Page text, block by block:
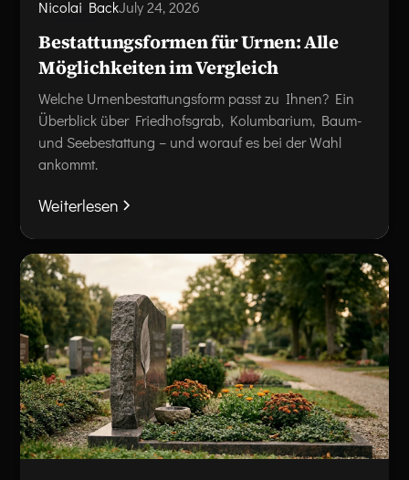
Nicolai BackJuly 24, 2026
Bestattungsformen für Urnen: Alle
Möglichkeiten im Vergleich
Welche Urnenbestattungsform passt zu Ihnen? Ein
Überblick über Friedhofsgrab, Kolumbarium, Baum-
und Seebestattung – und worauf es bei der Wahl
ankommt.
Weiterlesen